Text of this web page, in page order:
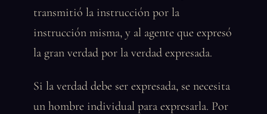
transmitió la instrucción por la
instrucción misma, y al agente que expresó
la gran verdad por la verdad expresada.
Si la verdad debe ser expresada, se necesita
un hombre individual para expresarla. Por